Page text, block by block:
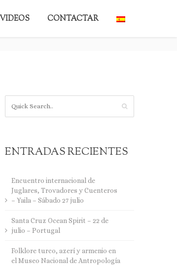
VIDEOS CONTACTAR
ENTRADAS RECIENTES
Encuentro internacional de
Juglares, Trovadores y Cuenteros
– Yaila – Sábado 27 julio
Santa Cruz Ocean Spirit – 22 de
julio – Portugal
Folklore turco, azerí y armenio en
el Museo Nacional de Antropología